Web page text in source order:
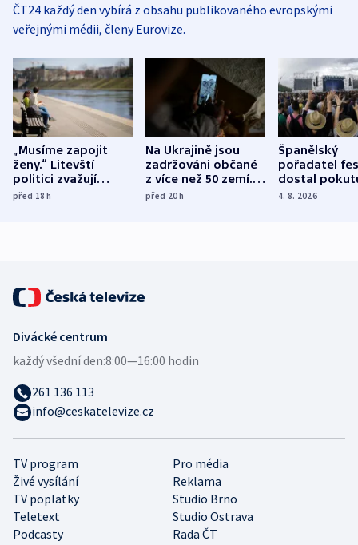
ČT24 každý den vybírá z obsahu publikovaného evropskými
veřejnými médii, členy Eurovize.
„Musíme zapojit
ženy.“ Litevští
politici zvažují
dohodu o
před 18h
Na Ukrajině jsou
zadržováni občané
z více než 50 zemí.
Bojovali na straně
před 20h
Španělský
pořadatel
dostal
nekalé
4. 8. 2026
TV program
Pro média
Živé vysílání
Reklama
TV poplatky
Studio Brno
Teletext
Studio Ostrava
Podcasty
Rada ČT
Divácké centrum
každý všední den:8:00—16:00 hodin
261 136 113
info@ceskatelevize.cz